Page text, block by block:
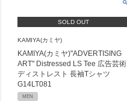
SOLD OUT
KAMIYA(カミヤ)
KAMIYA(カミヤ)"ADVERTISING
ART" Distressed LS Tee 広告芸術
ディストレスト 長袖Tシャツ
G14LT081
MEN